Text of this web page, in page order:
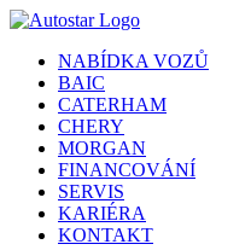
NABÍDKA VOZŮ
BAIC
CATERHAM
CHERY
MORGAN
FINANCOVÁNÍ
SERVIS
KARIÉRA
KONTAKT